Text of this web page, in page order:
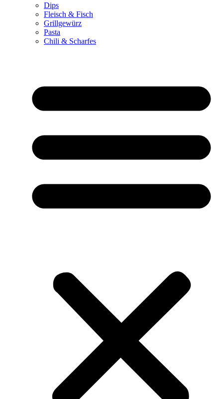
Dips
Fleisch & Fisch
Grillgewürz
Pasta
Chili & Scharfes